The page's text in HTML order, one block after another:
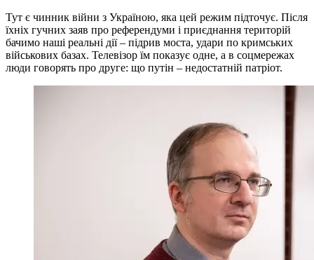
Тут є чинник війни з Україною, яка цей режим підточує. Після
їхніх гучних заяв про референдуми і приєднання територій
бачимо наші реальні дії – підрив моста, удари по кримських
військових базах. Телевізор їм показує одне, а в соцмережах
люди говорять про друге: що путін – недостатній патріот.